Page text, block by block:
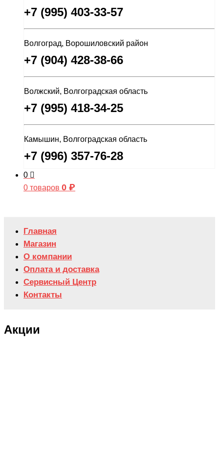
+7 (995) 403-33-57
Волгоград, Ворошиловский район
+7 (904) 428-38-66
Волжский, Волгоградская область
+7 (995) 418-34-25
Камышин, Волгоградская область
+7 (996) 357-76-28
0
0 товаров 0 ₽
Главная
Магазин
О компании
Оплата и доставка
Сервисный Центр
Контакты
Акции